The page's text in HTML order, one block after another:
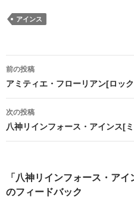
アインス
投
稿
ナ
ビ
ー
シ
前の投稿
アミティエ・フローリアン[ロッ
次の投稿
八神リインフォース・アインス[
「八神リインフォース・ア
のフィードバック